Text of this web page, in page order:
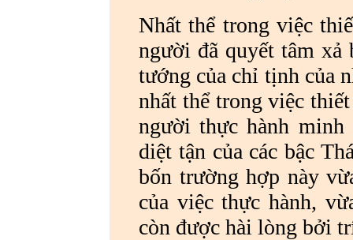
Nhất thể trong việc
người đã quyết tâm xả
tướng của chỉ tịnh của
nhất thể trong việc
người thực hành
diệt tận của các bậc
bốn trường hợp này
của việc thực hành,
còn được hài lòng bởi